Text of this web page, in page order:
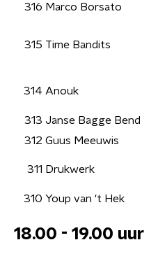
316 Marco Borsato
315 Time Bandits
314 Anouk
313 Janse Bagge Bend
312 Guus Meeuwis
311 Drukwerk
310 Youp van 't Hek
18.00 - 19.00 uur